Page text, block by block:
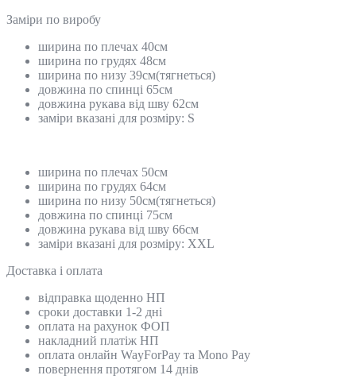
Замiри по виробу
ширина по плечах 40см
ширина по грудях 48см
ширина по низу 39см(тягнеться)
довжина по спинці 65см
довжина рукава від шву 62см
заміри вказані для розміру: S
ширина по плечах 50см
ширина по грудях 64см
ширина по низу 50см(тягнеться)
довжина по спинці 75см
довжина рукава від шву 66см
заміри вказані для розміру: XXL
Доставка і оплата
відправка щоденно НП
сроки доставки 1-2 дні
оплата на рахунок ФОП
накладний платіж НП
оплата онлайн WayForPay та Mono Pay
повернення протягом 14 днів